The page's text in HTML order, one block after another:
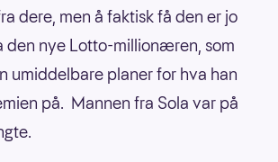
dere, men å faktisk få den er jo
den nye Lotto-millionæren, som
umiddelbare planer for hva han
på. Mannen fra Sola var på